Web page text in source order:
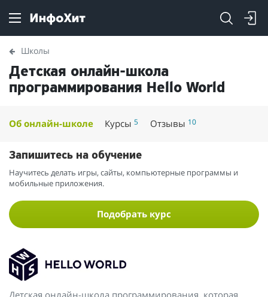
Школы
Детская онлайн-школа
программирования Hello World
Об онлайн-школе Курсы5 Отзывы 10
Запишитесь на обучение
Научитесь делать игры, сайты, компьютерные программы и
мобильные приложения.
Подобрать курс